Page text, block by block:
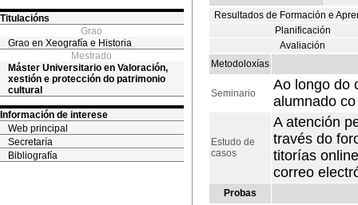
Titulacións
Grao
Grao en Xeografía e Historia
Mestrado
Máster Universitario en Valoración,
xestión e protección do patrimonio
cultural
Información de interese
Web principal
Secretaría
Bibliografía
Resultados de Formación e
Planificación
Avaliación
Metodoloxías
Seminario
Ao longo do
alumnado
Estudo de
casos
A atención
través do
titorías
correo
Probas